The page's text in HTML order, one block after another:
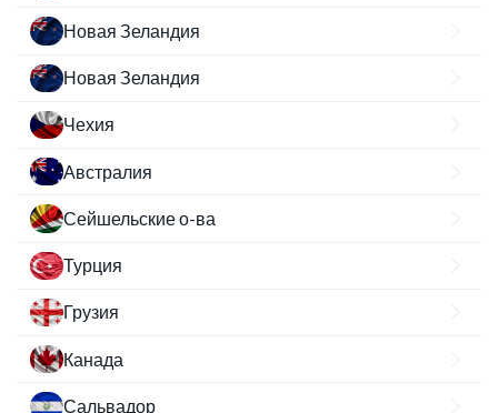
Новая Зеландия
Новая Зеландия
Чехия
Австралия
Сейшельские о-ва
Турция
Грузия
Канада
Сальвадор